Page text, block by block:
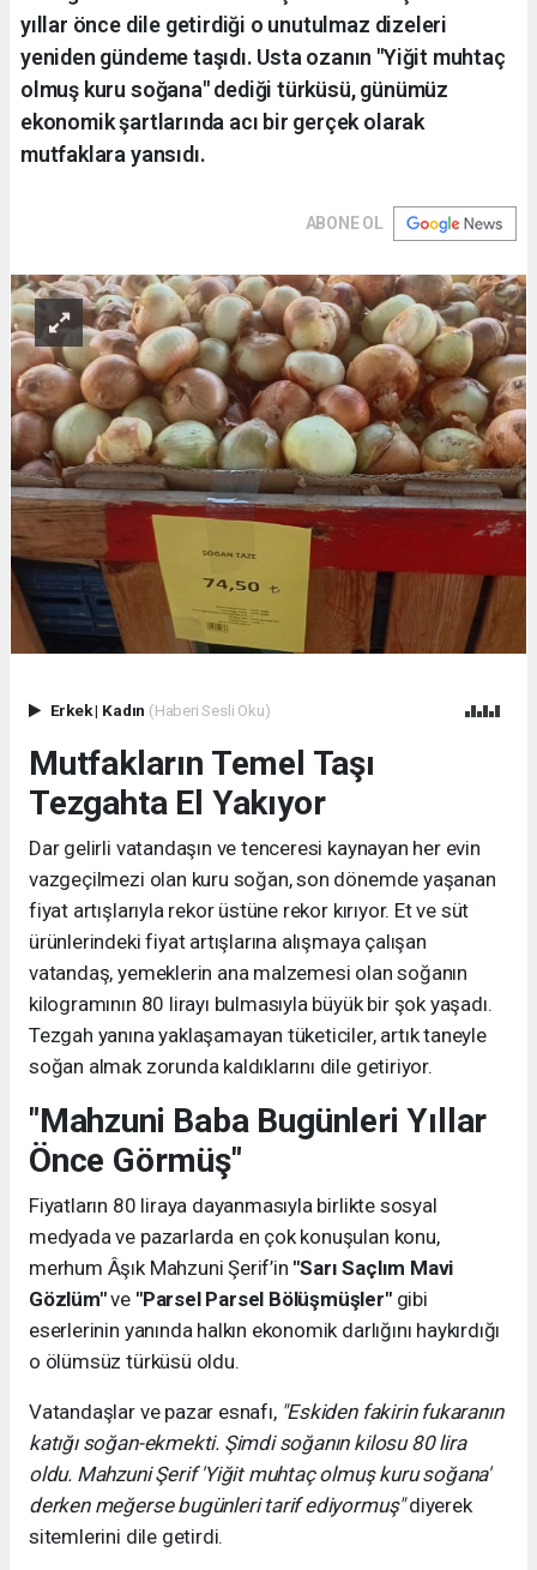
yıllar önce dile getirdiği o unutulmaz dizeleri
yeniden gündeme taşıdı. Usta ozanın "Yiğit muhtaç
olmuş kuru soğana" dediği türküsü, günümüz
ekonomik şartlarında acı bir gerçek olarak
mutfaklara yansıdı.
ABONE OL
Erkek| Kadın (Haberi Sesli Oku)
Mutfakların Temel Taşı
Tezgahta El Yakıyor
Dar gelirli vatandaşın ve tenceresi kaynayan her evin
vazgeçilmezi olan kuru soğan, son dönemde yaşanan
fiyat artışlarıyla rekor üstüne rekor kırıyor. Et ve süt
ürünlerindeki fiyat artışlarına alışmaya çalışan
vatandaş, yemeklerin ana malzemesi olan soğanın
kilogramının 80 lirayı bulmasıyla büyük bir şok yaşadı.
Tezgah yanına yaklaşamayan tüketiciler, artık taneyle
soğan almak zorunda kaldıklarını dile getiriyor.
"Mahzuni Baba Bugünleri Yıllar
Önce Görmüş"
Fiyatların 80 liraya dayanmasıyla birlikte sosyal
medyada ve pazarlarda en çok konuşulan konu,
merhum Âşık Mahzuni Şerif’in "Sarı Saçlım Mavi
Gözlüm"ve "Parsel Parsel Bölüşmüşler"gibi
eserlerinin yanında halkın ekonomik darlığını haykırdığı
o ölümsüz türküsü oldu.
Vatandaşlar ve pazar esnafı, "Eskiden fakirin fukaranın
katığı soğan-ekmekti. Şimdi soğanın kilosu 80 lira
oldu. Mahzuni Şerif 'Yiğit muhtaç olmuş kuru soğana'
derken meğerse bugünleri tarif ediyormuş"diyerek
sitemlerini dile getirdi.